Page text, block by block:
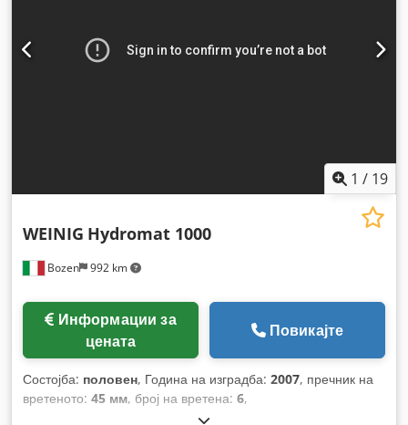
1 / 19
Bozen 992 km
WEINIG Hydromat 1000
цената
Повикајте
Состојба: половен, Година на изградба: 2007, пречник на
вретеното: 45 мм, број на вретена: 6,